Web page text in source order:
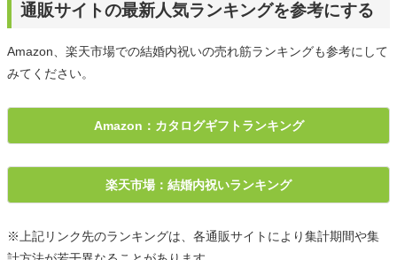
通販サイトの最新人気ランキングを参考にする
Amazon、楽天市場での結婚内祝いの売れ筋ランキングも参考にして
みてください。
Amazon：カタログギフトランキング
楽天市場：結婚内祝いランキング
※上記リンク先のランキングは、各通販サイトにより集計期間や集